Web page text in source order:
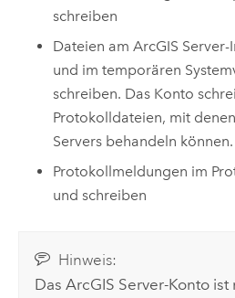
schreiben
Dateien amArcGIS Server-
und im temporären
schreiben. Das Konto
Protokolldateien, mit
Servers behandeln können.
Protokollmeldungen im
und schreiben
Hinweis:
DasArcGIS Server-Konto